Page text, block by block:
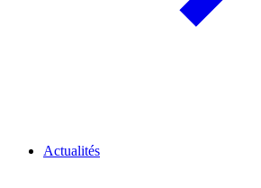
Actualités